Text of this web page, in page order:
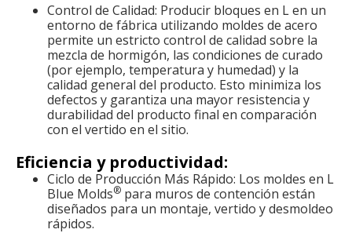
Control de Calidad: Producir bloques en L en un
entorno de fábrica utilizando moldes de acero
permite un estricto control de calidad sobre la
mezcla de hormigón, las condiciones de curado
(por ejemplo, temperatura y humedad) y la
calidad general del producto. Esto minimiza los
defectos y garantiza una mayor resistencia y
durabilidad del producto final en comparación
con el vertido en el sitio.
Eficiencia y productividad:
Ciclo de Producción Más Rápido: Los moldes en L
Blue Molds® para muros de contención están
diseñados para un montaje, vertido y desmoldeo
rápidos.